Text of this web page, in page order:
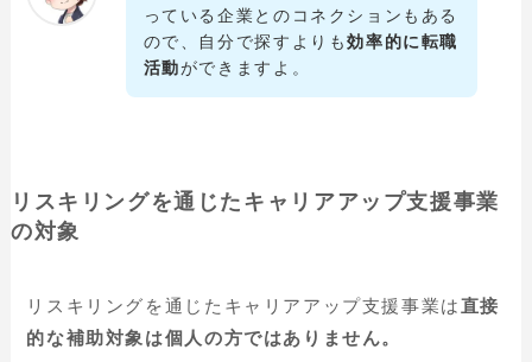
っている企業とのコネクションもある
ので、自分で探すよりも効率的に転職
活動ができますよ。
リスキリングを通じたキャリアアップ支援事業
の対象
リスキリングを通じたキャリアアップ支援事業は直接
的な補助対象は個人の方ではありません。